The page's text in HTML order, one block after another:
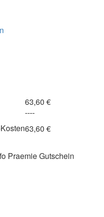
63,60 €
----
63,60 €